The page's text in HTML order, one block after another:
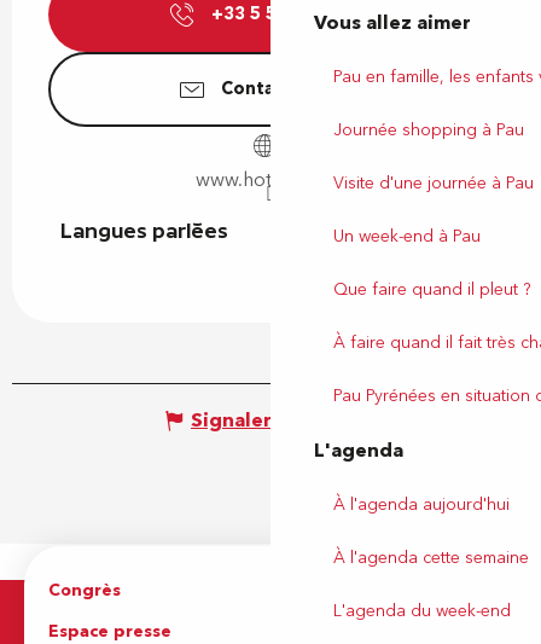
Vous allez aimer
Pau en famille, les
Journée shopping à Pau
Visite d'une journée à Pau
Un week-end à Pau
Que faire quand il pleut ?
À faire quand il fait très
Pau Pyrénées en situation
L'agenda
À l'agenda aujourd'hui
À l'agenda cette semaine
L'agenda du week-end
+33 5 59 40 64
Contactez-nous
www.hotel-pau.fr
Langues parlées
Langues parlées
Signaler une erreur
Congrès
Espace presse